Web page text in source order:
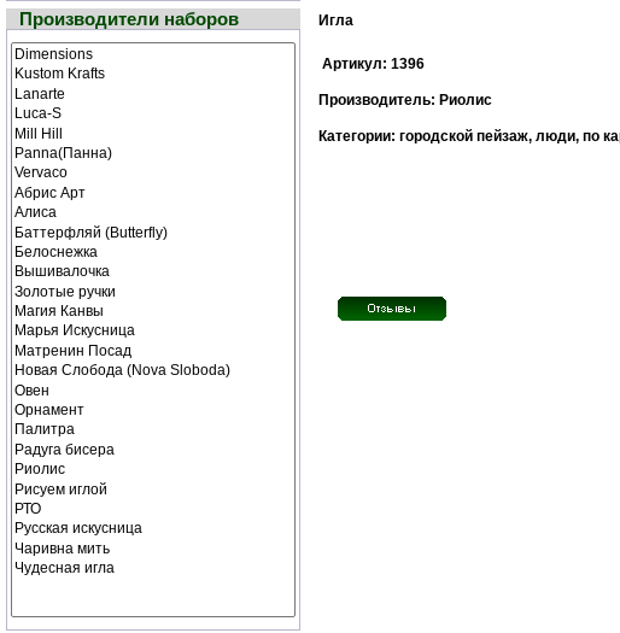
Производители наборов Игла
Артикул: 1396
Производитель: Риолис
Категории: городской пейзаж, люди, по